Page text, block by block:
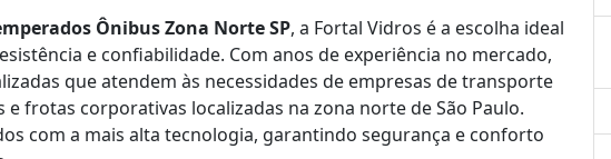
Ônibus Zona Norte SP, a Fortal Vidros é a escolha ideal
e confiabilidade. Com anos de experiência no mercado,
que atendem às necessidades de empresas de transporte
frotas corporativas localizadas na zona norte de São Paulo.
com a mais alta tecnologia, garantindo segurança e conforto